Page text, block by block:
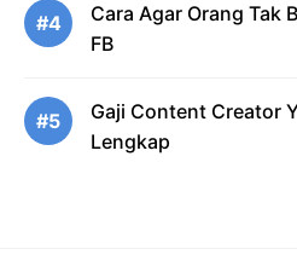
#4
Cara Agar Orang Tak
FB
#5
Gaji Content Creator
Lengkap